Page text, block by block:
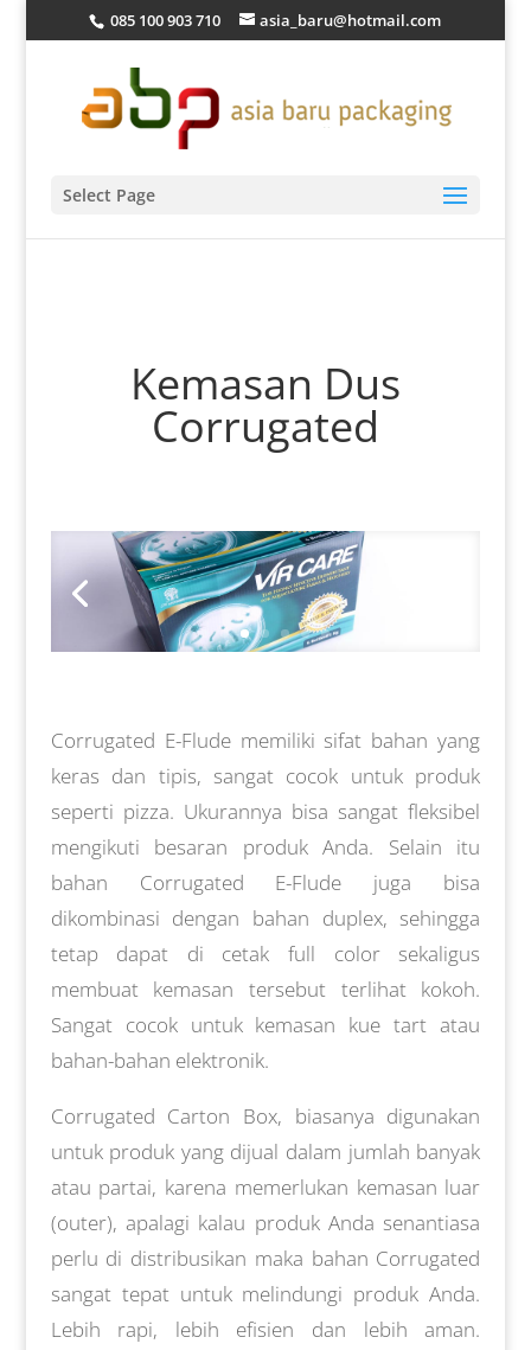
085 100 903 710 asia_baru@hotmail.com
Select Page
Kemasan Dus
Corrugated
Corrugated E-Flude memiliki sifat bahan yang
keras dan tipis, sangat cocok untuk produk
seperti pizza. Ukurannya bisa sangat fleksibel
mengikuti besaran produk Anda. Selain itu
bahan Corrugated E-Flude juga bisa
dikombinasi dengan bahan duplex, sehingga
tetap dapat di cetak full color sekaligus
membuat kemasan tersebut terlihat kokoh.
Sangat cocok untuk kemasan kue tart atau
bahan-bahan elektronik.
Corrugated Carton Box, biasanya digunakan
untuk produk yang dijual dalam jumlah banyak
atau partai, karena memerlukan kemasan luar
(outer), apalagi kalau produk Anda senantiasa
perlu di distribusikan maka bahan Corrugated
sangat tepat untuk melindungi produk Anda.
Lebih rapi, lebih efisien dan lebih aman.